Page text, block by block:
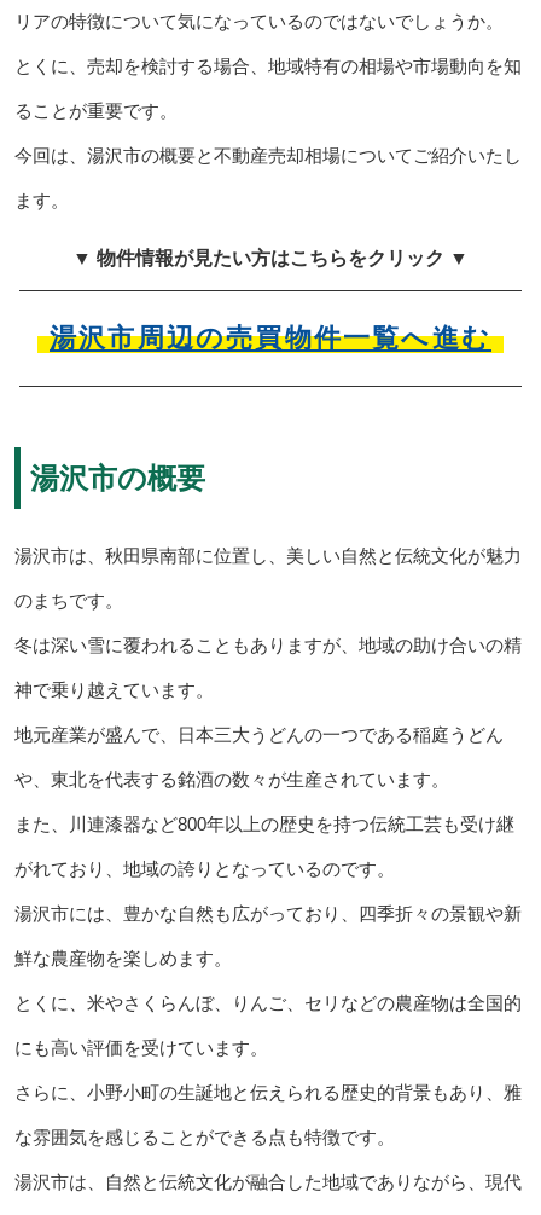
リアの特徴について気になっているのではないでしょうか。
とくに、売却を検討する場合、地域特有の相場や市場動向を知
ることが重要です。
今回は、湯沢市の概要と不動産売却相場についてご紹介いたし
ます。
▼ 物件情報が見たい方はこちらをクリック ▼
湯沢市周辺の売買物件一覧へ進む
湯沢市の概要
湯沢市は、秋田県南部に位置し、美しい自然と伝統文化が魅力
のまちです。
冬は深い雪に覆われることもありますが、地域の助け合いの精
神で乗り越えています。
地元産業が盛んで、日本三大うどんの一つである稲庭うどん
や、東北を代表する銘酒の数々が生産されています。
また、川連漆器など800年以上の歴史を持つ伝統工芸も受け継
がれており、地域の誇りとなっているのです。
湯沢市には、豊かな自然も広がっており、四季折々の景観や新
鮮な農産物を楽しめます。
とくに、米やさくらんぼ、りんご、セリなどの農産物は全国的
にも高い評価を受けています。
さらに、小野小町の生誕地と伝えられる歴史的背景もあり、雅
な雰囲気を感じることができる点も特徴です。
湯沢市は、自然と伝統文化が融合した地域でありながら、現代